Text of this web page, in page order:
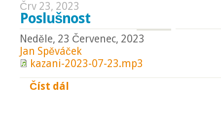
Črv 23, 2023
Poslušnost
Neděle, 23 Červenec, 2023
Jan Spěváček
kazani-2023-07-23.mp3
Číst dál